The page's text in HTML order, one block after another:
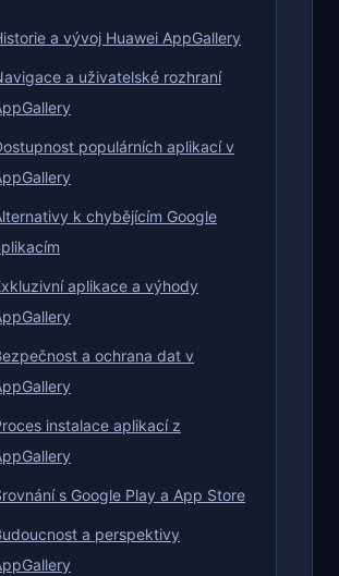
a vývoj Huawei AppGallery
a uživatelské rozhraní
populárních aplikací v
k chybějícím Google
aplikace a výhody
a ochrana dat v
instalace aplikací z
s Google Play a App Store
a perspektivy